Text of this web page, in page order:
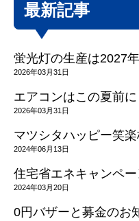
最新記事
蛍光灯の生産は2027年
2026年03月31日
エアコンはこの夏前に
2026年03月31日
マツシタハッピー笑楽
2024年06月13日
住宅省エネキャンペー
2024年03月20日
0円バザーと募金のお